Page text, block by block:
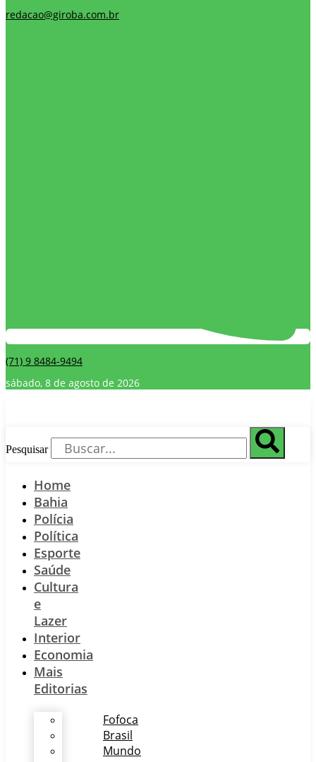
redacao@giroba.com.br
(71) 9 8484-9494
sábado, 8 de agosto de 2026
Pesquisar
Home
Bahia
Polícia
Política
Esporte
Saúde
Cultura
e
Lazer
Interior
Economia
Mais
Editorias
Fofoca
Brasil
Mundo